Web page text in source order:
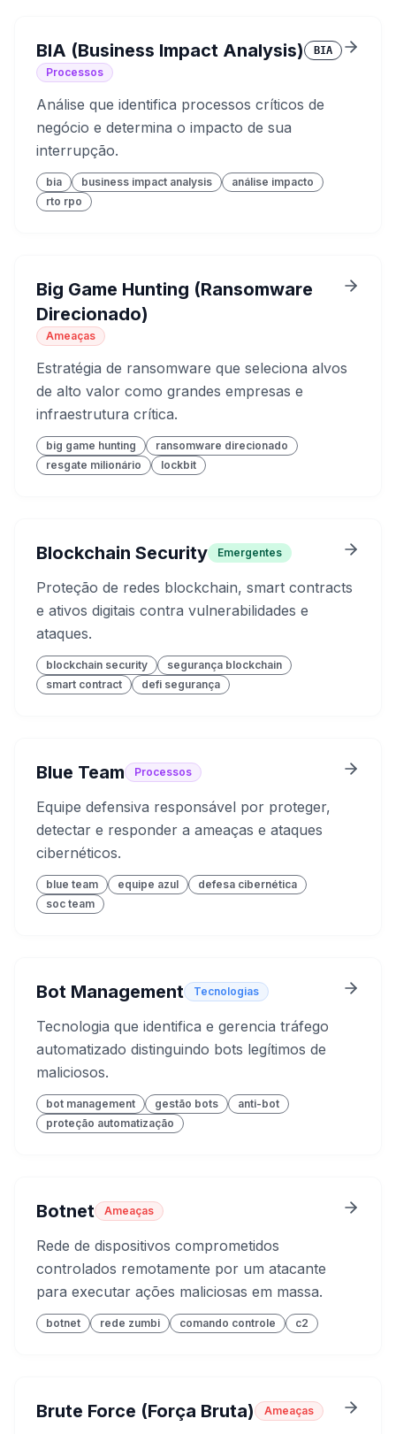
BIA (Business Impact Analysis) BIA
Processos
Análise que identifica processos críticos de
negócio e determina o impacto de sua
interrupção.
bia business impact analysis
análise impacto
rto rpo
Big Game Hunting (Ransomware
Direcionado)
Ameaças
Estratégia de ransomware que seleciona alvos
de alto valor como grandes empresas e
infraestrutura crítica.
big game hunting
ransomware direcionado
resgate milionário
lockbit
Blockchain Security Emergentes
Proteção de redes blockchain, smart contracts
e ativos digitais contra vulnerabilidades e
ataques.
blockchain security
segurança blockchain
smart contract
defi segurança
Blue Team Processos
Equipe defensiva responsável por proteger,
detectar e responder a ameaças e ataques
cibernéticos.
blue team equipe azul
defesa cibernética
soc team
Bot Management Tecnologias
Tecnologia que identifica e gerencia tráfego
automatizado distinguindo bots legítimos de
maliciosos.
bot management gestão bots
anti-bot
proteção automatização
Botnet Ameaças
Rede de dispositivos comprometidos
controlados remotamente por um atacante
para executar ações maliciosas em massa.
botnet rede zumbi comando controle c2
Brute Force (Força Bruta) Ameaças